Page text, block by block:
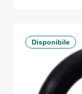
Disponibile